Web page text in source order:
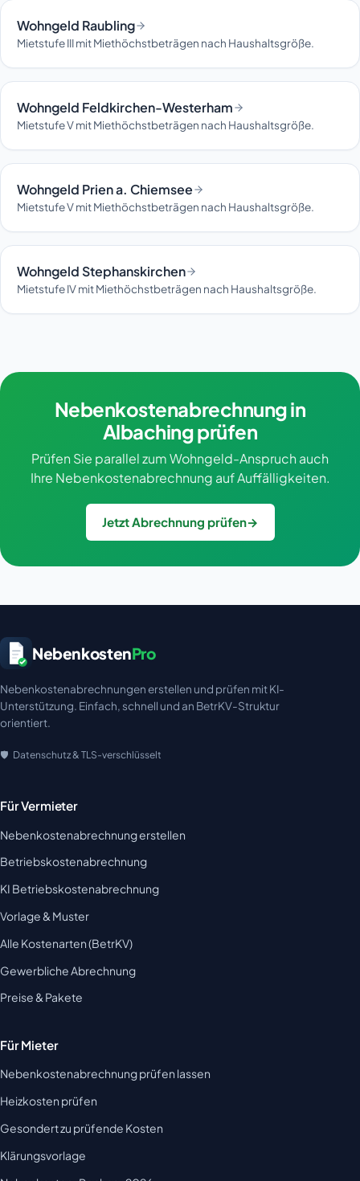
Wohngeld Raubling
Mietstufe III mit Miethöchstbeträgen nach Haushaltsgröße.
Wohngeld Feldkirchen-Westerham
Mietstufe V mit Miethöchstbeträgen nach Haushaltsgröße.
Wohngeld Prien a. Chiemsee
Mietstufe V mit Miethöchstbeträgen nach Haushaltsgröße.
Wohngeld Stephanskirchen
Mietstufe IV mit Miethöchstbeträgen nach Haushaltsgröße.
Nebenkostenabrechnung in
Albaching prüfen
Prüfen Sie parallel zum Wohngeld-Anspruch auch
Ihre Nebenkostenabrechnung auf Auffälligkeiten.
Jetzt Abrechnung prüfen→
NebenkostenPro
Nebenkostenabrechnungen erstellen und prüfen mit KI-
Unterstützung. Einfach, schnell und an BetrKV-Struktur
orientiert.
Datenschutz & TLS-verschlüsselt
Für Vermieter
Nebenkostenabrechnung erstellen
Betriebskostenabrechnung
KI Betriebskostenabrechnung
Vorlage & Muster
Alle Kostenarten (BetrKV)
Gewerbliche Abrechnung
Preise & Pakete
Für Mieter
Nebenkostenabrechnung prüfen lassen
Heizkosten prüfen
Gesondert zu prüfende Kosten
Klärungsvorlage